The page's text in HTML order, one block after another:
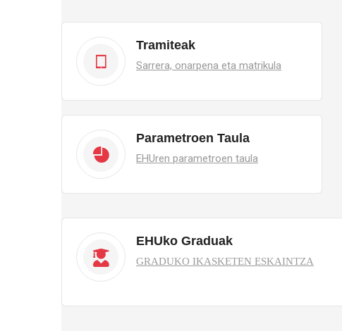
Tramiteak
Sarrera, onarpena eta matrikula
Parametroen Taula
EHUren parametroen taula
EHUko Graduak
GRADUKO IKASKETEN ESKAINTZA